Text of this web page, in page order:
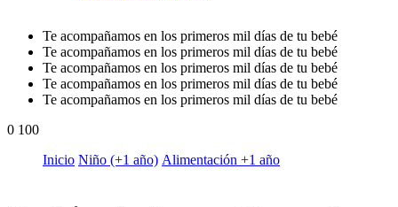
Te acompañamos en los primeros mil días de tu bebé
Te acompañamos en los primeros mil días de tu bebé
Te acompañamos en los primeros mil días de tu bebé
Te acompañamos en los primeros mil días de tu bebé
Te acompañamos en los primeros mil días de tu bebé
0 100
Inicio Niño (+1 año) Alimentación +1 año